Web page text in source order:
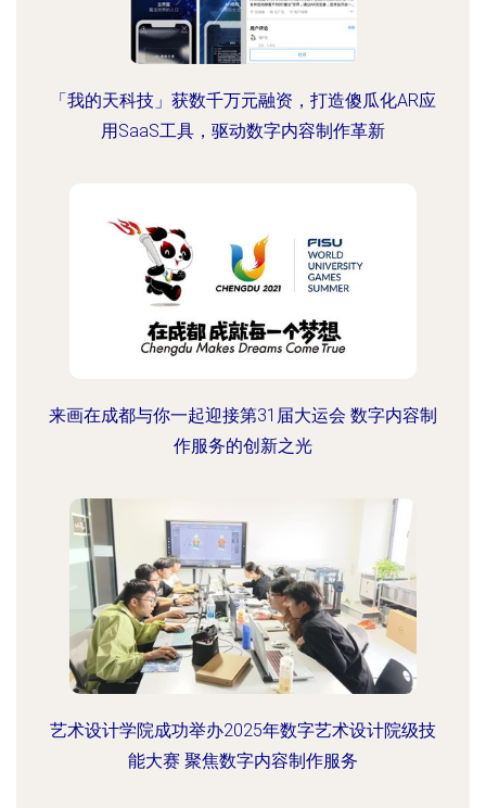
「我的天科技」获数千万元融资，打造傻瓜化AR应
用SaaS工具，驱动数字内容制作革新
来画在成都与你一起迎接第31届大运会 数字内容制
作服务的创新之光
艺术设计学院成功举办2025年数字艺术设计院级技
能大赛 聚焦数字内容制作服务